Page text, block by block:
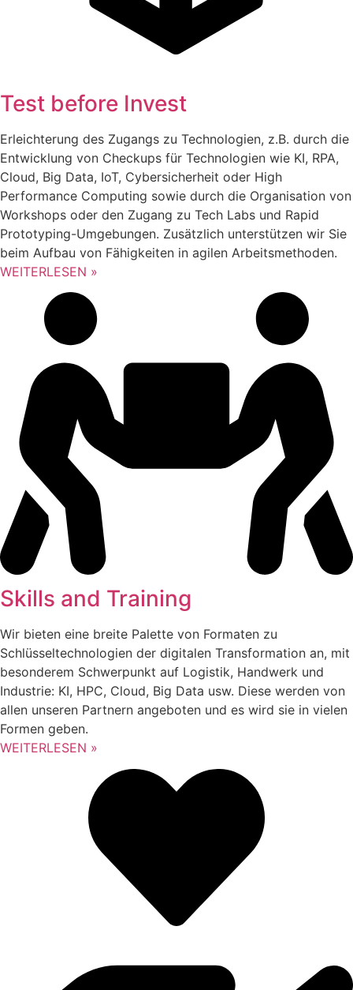
Test before Invest
Erleichterung des Zugangs zu Technologien, z.B. durch die
Entwicklung von Checkups für Technologien wie KI, RPA,
Cloud, Big Data, IoT, Cybersicherheit oder High
Performance Computing sowie durch die Organisation von
Workshops oder den Zugang zu Tech Labs und Rapid
Prototyping-Umgebungen. Zusätzlich unterstützen wir Sie
beim Aufbau von Fähigkeiten in agilen Arbeitsmethoden.
WEITERLESEN »
Skills and Training
Wir bieten eine breite Palette von Formaten zu
Schlüsseltechnologien der digitalen Transformation an, mit
besonderem Schwerpunkt auf Logistik, Handwerk und
Industrie: KI, HPC, Cloud, Big Data usw. Diese werden von
allen unseren Partnern angeboten und es wird sie in vielen
Formen geben.
WEITERLESEN »